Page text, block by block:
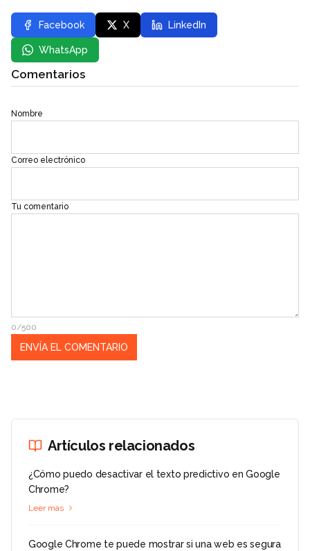
Facebook X LinkedIn
WhatsApp
Comentarios
Nombre
Correo electrónico
Tu comentario
0/500
Artículos relacionados
¿Cómo puedo desactivar el texto predictivo en Google
Chrome?
Leer más
Google Chrome te puede mostrar si una web es segura